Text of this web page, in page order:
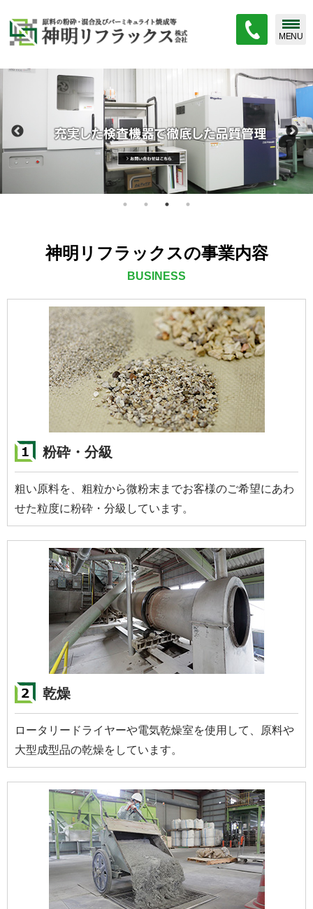
MENU
神明リフラックスの事業内容
BUSINESS
粉砕・分級
粗い原料を、粗粒から微粉末までお客様のご希望にあわ
せた粒度に粉砕・分級しています。
乾燥
ロータリードライヤーや電気乾燥室を使用して、原料や
大型成型品の乾燥をしています。